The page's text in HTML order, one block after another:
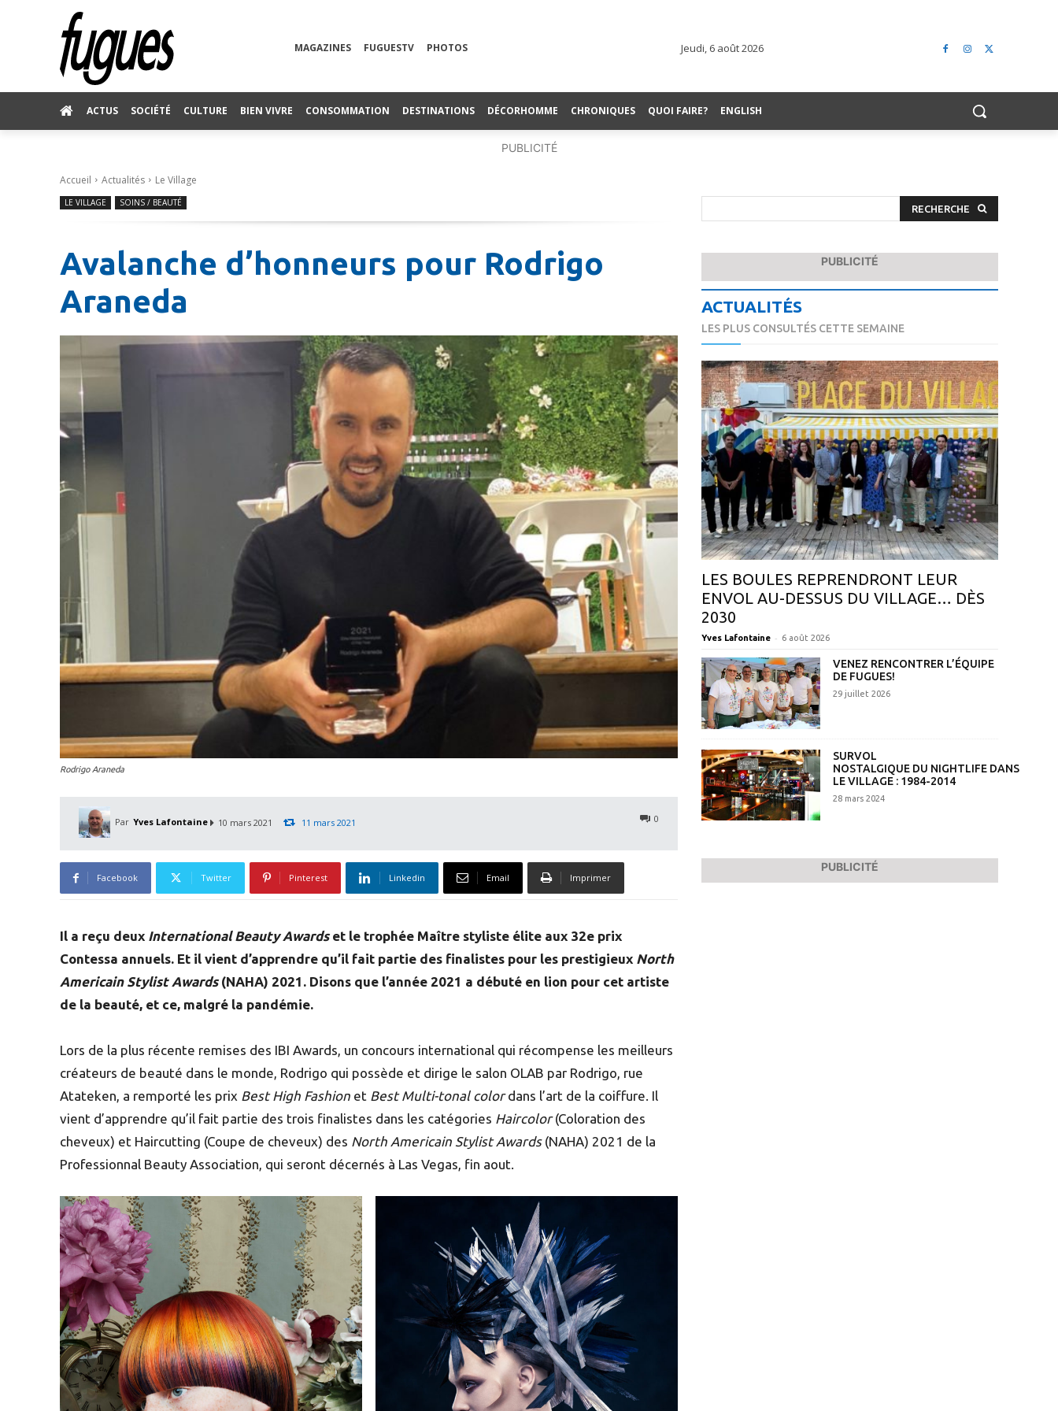
MAGAZINES FUGUESTV PHOTOS Jeudi, 6 août 2026
ACTUS SOCIÉTÉ CULTURE BIEN VIVRE CONSOMMATION DESTINATIONS DÉCORHOMME CHRONIQUES QUOI FAIRE? ENGLISH
PUBLICITÉ
Accueil Actualités Le Village
LE VILLAGE SOINS / BEAUTÉ
Avalanche d’honneurs pour Rodrigo
Araneda
Rodrigo Araneda
Par Yves Lafontaine 10 mars 2021 0
11 mars 2021
Facebook Twitter Pinterest Linkedin Email Imprimer
Il a reçu deux International Beauty Awardset le trophée Maître styliste élite aux 32e prix
Contessa annuels. Et il vient d’apprendre qu’il fait partie des finalistes pour les prestigieux North
Americain Stylist Awards(NAHA) 2021. Disons que l’année 2021 a débuté en lion pour cet artiste
de la beauté, et ce, malgré la pandémie.
Lors de la plus récente remises des IBI Awards, un concours international qui récompense les meilleurs
créateurs de beauté dans le monde, Rodrigo qui possède et dirige le salon OLAB par Rodrigo, rue
Atateken, a remporté les prix Best High Fashion et Best Multi-tonal colordans l’art de la coiffure. Il
vient d’apprendre qu’il fait partie des trois finalistes dans les catégories Haircolor(Coloration des
cheveux) et Haircutting (Coupe de cheveux) des North Americain Stylist Awards (NAHA) 2021 de la
Professionnal Beauty Association, qui seront décernés à Las Vegas, fin aout.
RECHERCHE
PUBLICITÉ
ACTUALITÉS
LES PLUS CONSULTÉS CETTE SEMAINE
LES BOULES REPRENDRONT LEUR
ENVOL AU-DESSUS DU VILLAGE… DÈS
2030
Yves Lafontaine - 6 août 2026
VENEZ RENCONTRER L’ÉQUIPE
DE FUGUES!
29 juillet 2026
SURVOL
NOSTALGIQUE DU NIGHTLIFE DANS
LE VILLAGE : 1984-2014
28 mars 2024
PUBLICITÉ